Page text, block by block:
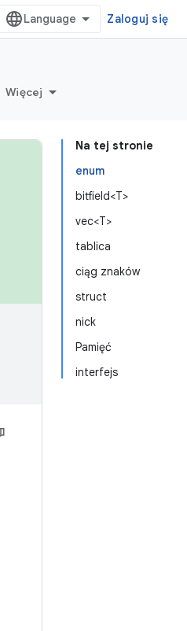
Zaloguj się
Więcej
Na tej stronie
enum
bitfield<T>
vec<T>
tablica
ciąg znaków
struct
nick
Pamięć
interfejs